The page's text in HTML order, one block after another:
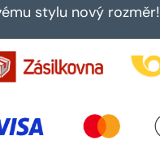
stylu nový rozměr!